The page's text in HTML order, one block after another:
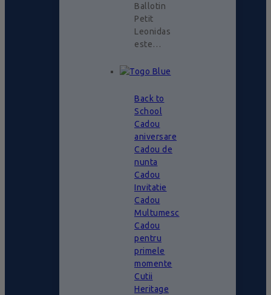
Ballotin
Petit
Leonidas
este…
Back to
School
Cadou
aniversare
Cadou de
nunta
Cadou
Invitatie
Cadou
Multumesc
Cadou
pentru
primele
momente
Cutii
Heritage